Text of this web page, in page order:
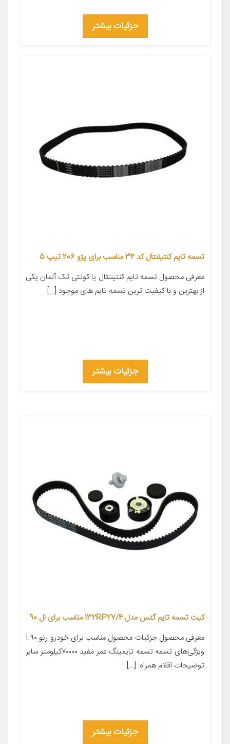
جزئیات بیشتر
تسمه تایم کنتیننتال کد 34 مناسب برای پژو 206 تیپ 5
معرفی محصول تسمه تایم کنتیننتال یا کونتی تک آلمان یکی
از بهترین و با کیفیت ترین تسمه تایم های موجود […]
جزئیات بیشتر
کیت تسمه تایم گتس مدل 132RP27/4 مناسب برای ال 90
معرفی محصول جزئیات محصول مناسب برای خودرو رنو L۹۰
ویژگی‌های تسمه تسمه تایمینگ عمر مفید ۷۰۰۰۰کیلومتر سایر
توضیحات اقلام همراه: […]
جزئیات بیشتر